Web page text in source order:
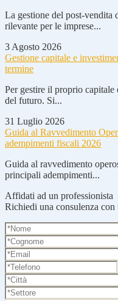
La gestione del post-vendita
rilevante per le imprese...
3 Agosto 2026
Gestione capitale e
termine
Per gestire il proprio capitale
del futuro. Si...
31 Luglio 2026
Guida al Ravvedimento
adempimenti fiscali 2026
Guida al ravvedimento
principali adempimenti...
Affidati ad un professionista
Richiedi una consulenza con